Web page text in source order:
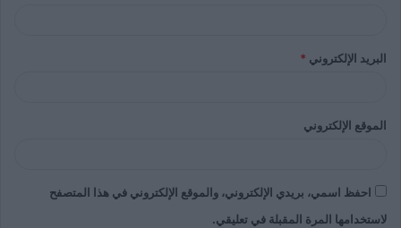
البريد الإلكتروني *
الموقع الإلكتروني
احفظ اسمي، بريدي الإلكتروني، والموقع الإلكتروني في هذا المتصفح
لاستخدامها المرة المقبلة في تعليقي.